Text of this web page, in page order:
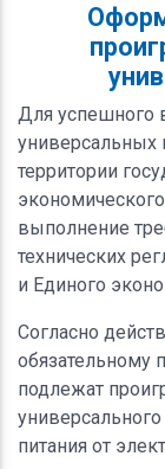
Для успешного
универсальных
территории
выполнение
технических
и Единого
Согласно
обязательному
подлежат
питания от